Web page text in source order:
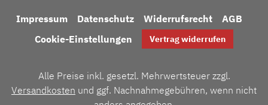
Impressum Datenschutz Widerrufsrecht
AGB
Cookie-Einstellungen
Vertrag widerrufen
Alle Preise inkl. gesetzl. Mehrwertsteuer zzgl.
Versandkosten und ggf. Nachnahmegebühren, wenn nicht